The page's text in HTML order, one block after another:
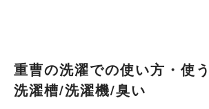
重曹の洗濯での使い方・使
洗濯槽/洗濯機/臭い